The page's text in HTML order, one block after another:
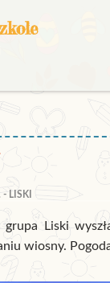
- LISKI
Liski
wiosny.